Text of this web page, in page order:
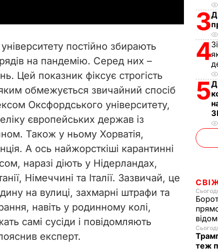
i
d
e
o
постійно збирають
на пандемію. Серед них –
Цей показник фіксує строгість
яким обмежується звичайний спосіб
Оксфордського університету,
європейських держав із
Також у ньому Хорватія,
А ось найжорсткіші карантинні
наразі діють у Нідерландах,
Німеччині та Італії. Зазвичай, це
на вулиці, захмарні штрафи та
навіть у родинному колі,
самі сусіди і повідомляють
експерт.
3
4
5
теж